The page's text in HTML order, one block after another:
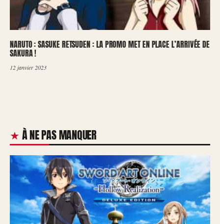
NARUTO : SASUKE RETSUDEN : LA PROMO MET EN PLACE L’ARRIVÉE DE
SAKURA !
12 janvier 2023
À NE PAS MANQUER